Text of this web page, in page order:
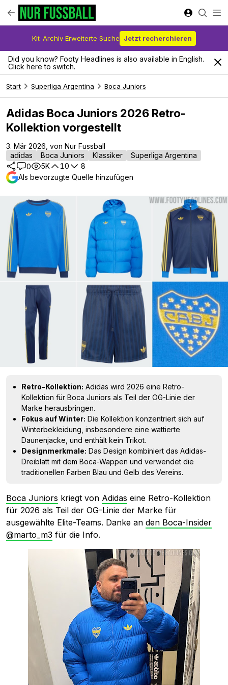
Kit-Archiv Erweiterte Suche Jetzt recherchieren
Did you know? Footy Headlines is also available in English.
Click here to switch.
Start Superliga Argentina Boca Juniors
Adidas Boca Juniors 2026 Retro-
Kollektion vorgestellt
3. Mär 2026, von Nur Fussball
adidas
Boca Juniors Klassiker
Superliga Argentina
0
5K 10
8
Als bevorzugte Quelle hinzufügen
Retro-Kollektion: Adidas wird 2026 eine Retro-
Kollektion für Boca Juniors als Teil der OG-Linie der
Marke herausbringen.
Fokus auf Winter: Die Kollektion konzentriert sich auf
Winterbekleidung, insbesondere eine wattierte
Daunenjacke, und enthält kein Trikot.
Designmerkmale: Das Design kombiniert das Adidas-
Dreiblatt mit dem Boca-Wappen und verwendet die
traditionellen Farben Blau und Gelb des Vereins.
Boca Juniors kriegt von Adidas eine Retro-Kollektion
für 2026 als Teil der OG-Linie der Marke für
ausgewählte Elite-Teams. Danke an den Boca-Insider
@marto_m3 für die Info.